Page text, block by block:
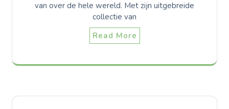
van over de hele wereld. Met zijn uitgebreide
collectie van
Read More